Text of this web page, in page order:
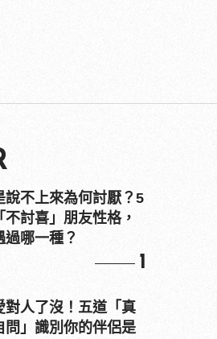
說不上來為何討厭？5
不討喜」朋友性格，
過哪一種？
1
對人了沒！五道「真
問」識別你的伴侶是